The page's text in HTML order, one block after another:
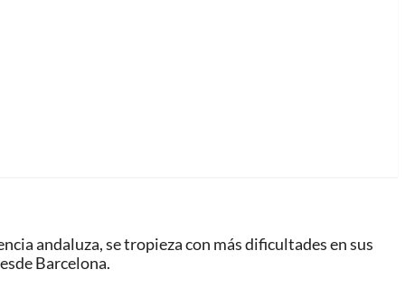
andaluza, se tropieza con más dificultades en sus
Barcelona.